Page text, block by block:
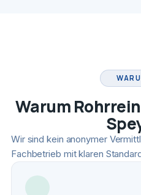
Warum
Wir sind kein anonymer
Fachbetrieb mit klaren